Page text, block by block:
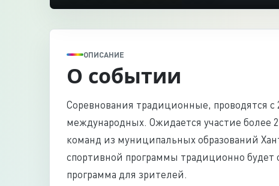
ОПИСАНИЕ
О событии
Соревнования традиционные, проводятся с
международных. Ожидается участие более
команд из муниципальных образований
спортивной программы традиционно будет
программа для зрителей.